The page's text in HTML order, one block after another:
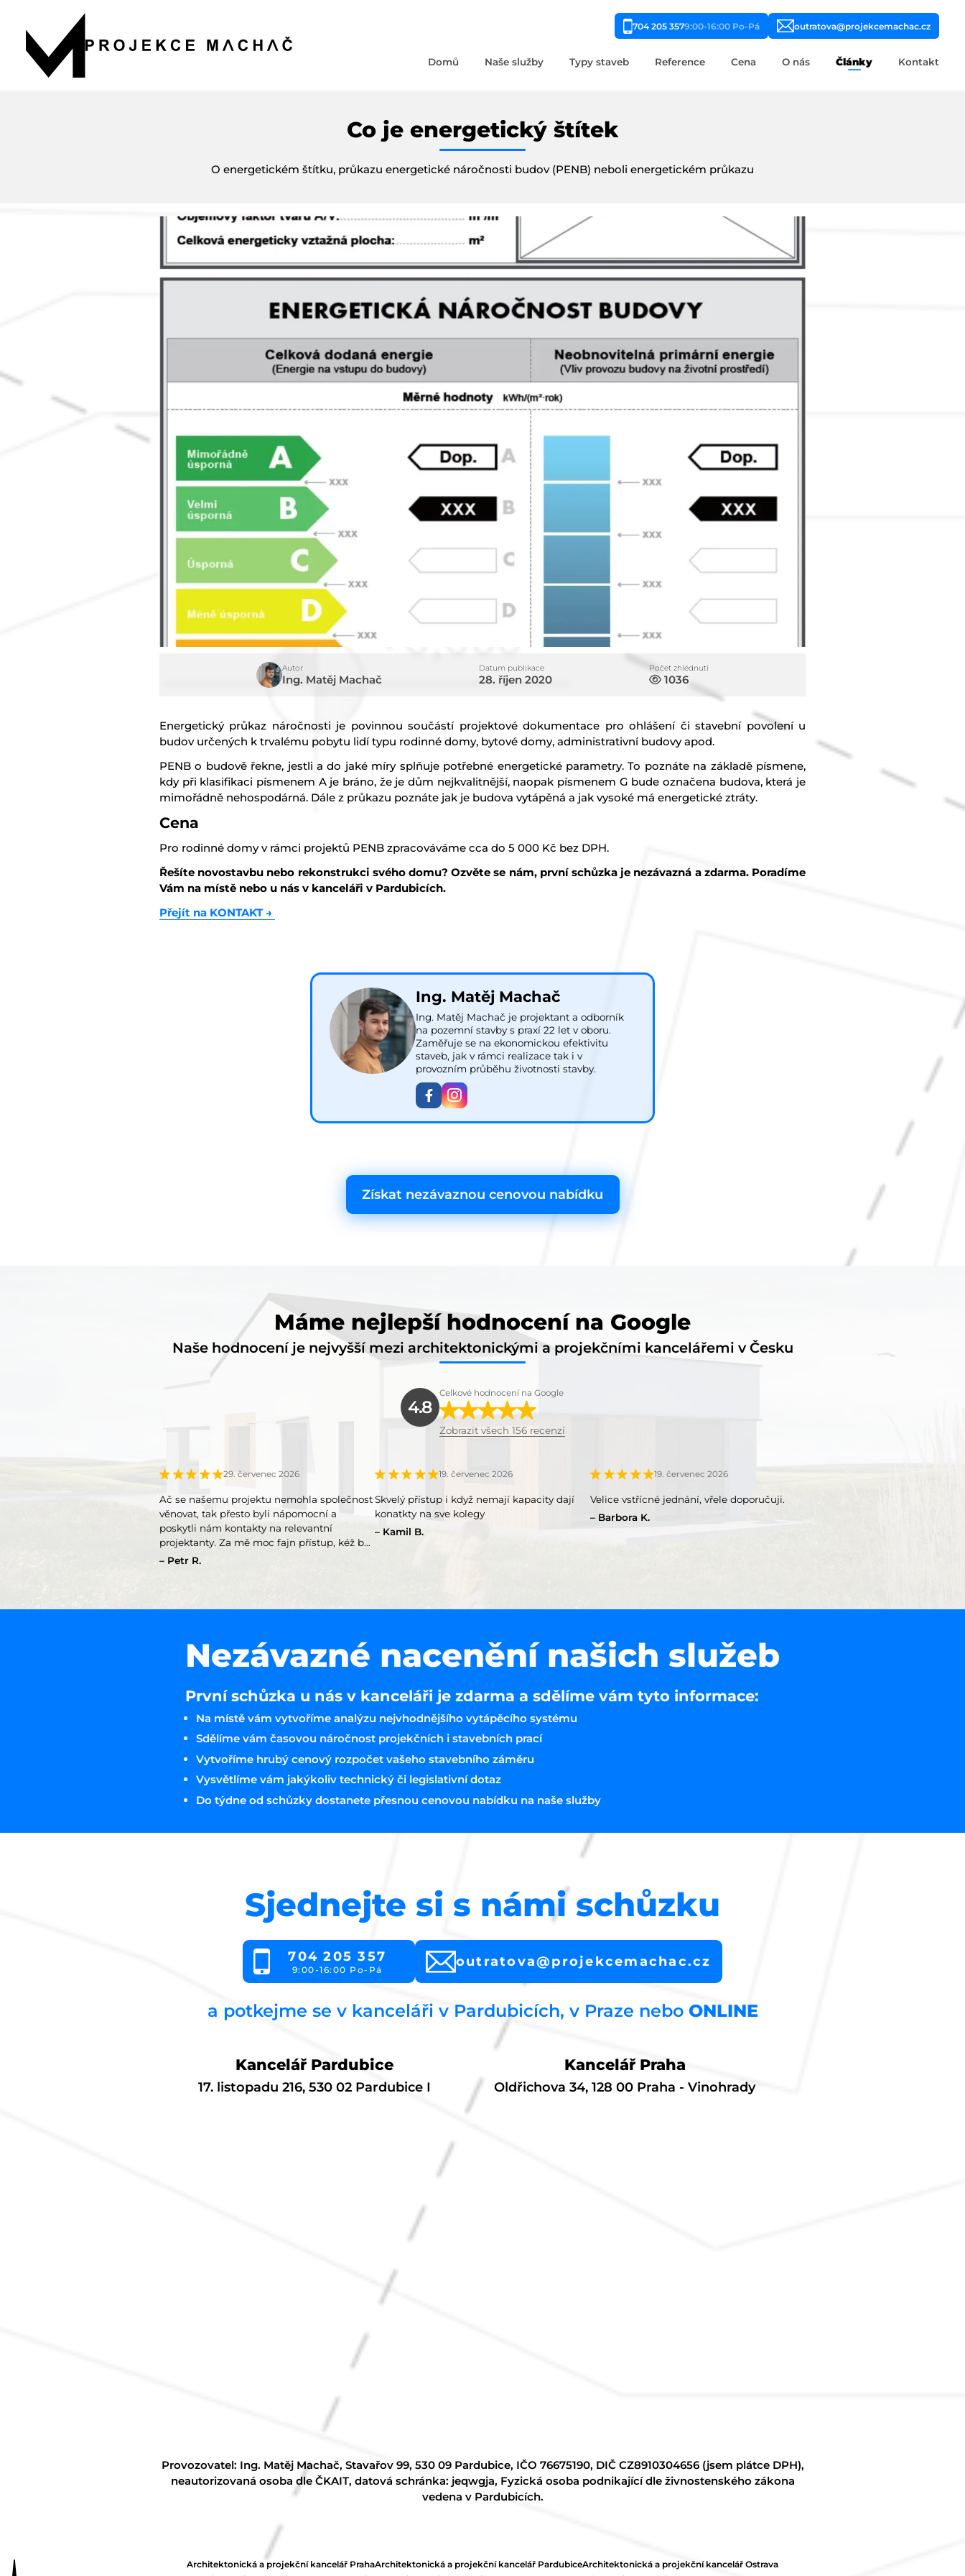
704 205 3579:00-16:00 Po-Pá outratova@projekcemachac.cz
Domů Naše služby Typy staveb Reference Cena O nás Články Kontakt
Co je energetický štítek
O energetickém štítku, průkazu energetické náročnosti budov (PENB) neboli energetickém průkazu
Autor
Ing. Matěj Machač
Datum publikace
28. říjen 2020
Počet zhlédnutí
1036
Energetický průkaz náročnosti je povinnou součástí projektové dokumentace pro ohlášení či stavební povolení u
budov určených k trvalému pobytu lidí typu rodinné domy, bytové domy, administrativní budovy apod.
PENB o budově řekne, jestli a do jaké míry splňuje potřebné energetické parametry. To poznáte na základě písmene,
kdy při klasifikaci písmenem A je bráno, že je dům nejkvalitnější, naopak písmenem G bude označena budova, která je
mimořádně nehospodárná. Dále z průkazu poznáte jak je budova vytápěná a jak vysoké má energetické ztráty.
Cena
Pro rodinné domy v rámci projektů PENB zpracováváme cca do 5 000 Kč bez DPH.
Řešíte novostavbu nebo rekonstrukci svého domu? Ozvěte se nám, první schůzka je nezávazná a zdarma. Poradíme
Vám na místě nebo u nás v kanceláři v Pardubicích.
Přejít na KONTAKT →
Ing. Matěj Machač
Ing. Matěj Machač je projektant a odborník
na pozemní stavby s praxí 22 let v oboru.
Zaměřuje se na ekonomickou efektivitu
staveb, jak v rámci realizace tak i v
provozním průběhu životnosti stavby.
Získat nezávaznou cenovou nabídku
Máme nejlepší hodnocení na Google
Naše hodnocení je nejvyšší mezi architektonickými a projekčními kancelářemi v Česku
4.8
Celkové hodnocení na Google
Zobrazit všech 156 recenzí
29. červenec 2026
Ač se našemu projektu nemohla společnost
věnovat, tak přesto byli nápomocní a
poskytli nám kontakty na relevantní
projektanty. Za mě moc fajn přístup, kéž by
takový přístup měli všichni.
Petr R.
19. červenec 2026
Skvelý přístup i když nemají kapacity dají
konatkty na sve kolegy
Kamil B.
19. červenec 2026
Velice vstřícné jednání, vřele doporučuji.
Barbora K.
Nezávazné nacenění našich služeb
První schůzka u nás v kanceláři je zdarma a sdělíme vám tyto informace:
Na místě vám vytvoříme analýzu nejvhodnějšího vytápěcího systému
Sdělíme vám časovou náročnost projekčních i stavebních prací
Vytvoříme hrubý cenový rozpočet vašeho stavebního záměru
Vysvětlíme vám jakýkoliv technický či legislativní dotaz
Do týdne od schůzky dostanete přesnou cenovou nabídku na naše služby
Sjednejte si s námi schůzku
704 205 357
9:00-16:00 Po-Pá outratova@projekcemachac.cz
a potkejme se v kanceláři v Pardubicích, v Praze nebo ONLINE
Kancelář Pardubice
17. listopadu 216, 530 02 Pardubice I
Kancelář Praha
Oldřichova 34, 128 00 Praha - Vinohrady
Provozovatel: Ing. Matěj Machač, Stavařov 99, 530 09 Pardubice, IČO 76675190, DIČ CZ8910304656 (jsem plátce DPH),
neautorizovaná osoba dle ČKAIT, datová schránka: jeqwgja, Fyzická osoba podnikající dle živnostenského zákona
vedena v Pardubicích.
Architektonická a projekční kancelář PrahaArchitektonická a projekční kancelář PardubiceArchitektonická a projekční kancelář Ostrava